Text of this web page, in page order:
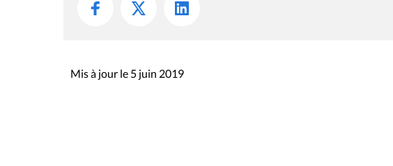
Mis à jour le 5 juin 2019